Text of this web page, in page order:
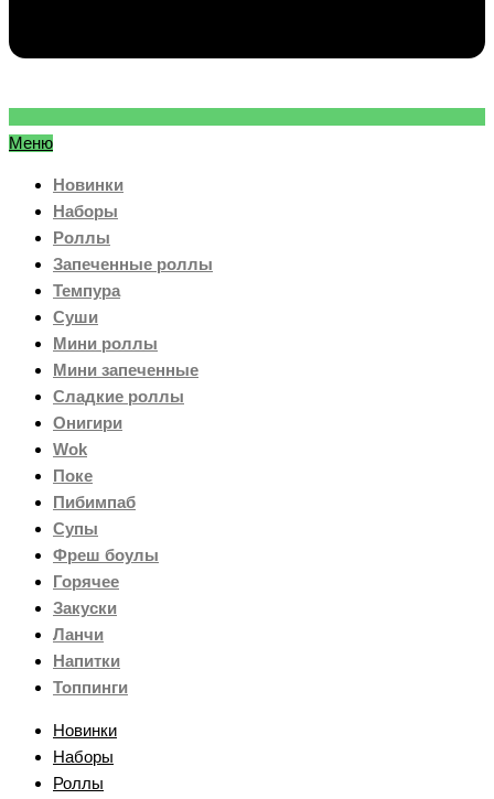
Меню
Новинки
Наборы
Роллы
Запеченные роллы
Темпура
Суши
Мини роллы
Мини запеченные
Сладкие роллы
Онигири
Wok
Поке
Пибимпаб
Супы
Фреш боулы
Горячее
Закуски
Ланчи
Напитки
Топпинги
Новинки
Наборы
Роллы